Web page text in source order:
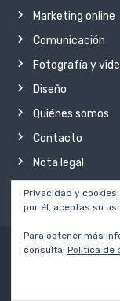
Marketing online
Comunicación
Fotografía y
Diseño
Quiénes somos
Contacto
Nota legal
Copyright ©
Privacidad y
por él, aceptas su
Para obtener más
consulta: Política de